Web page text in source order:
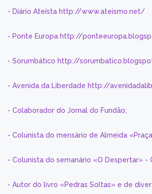
- Diário Ateísta http://www.ateismo.net/
- Ponte Europa http://
- Sorumbático http://
- Avenida da Liberdade http://
- Colaborador do Jornal do Fundão;
- Colunista do mensário de Almeida
- Colunista do semanário «O Despertar» -
- Autor do livro «Pedras Soltas» e de